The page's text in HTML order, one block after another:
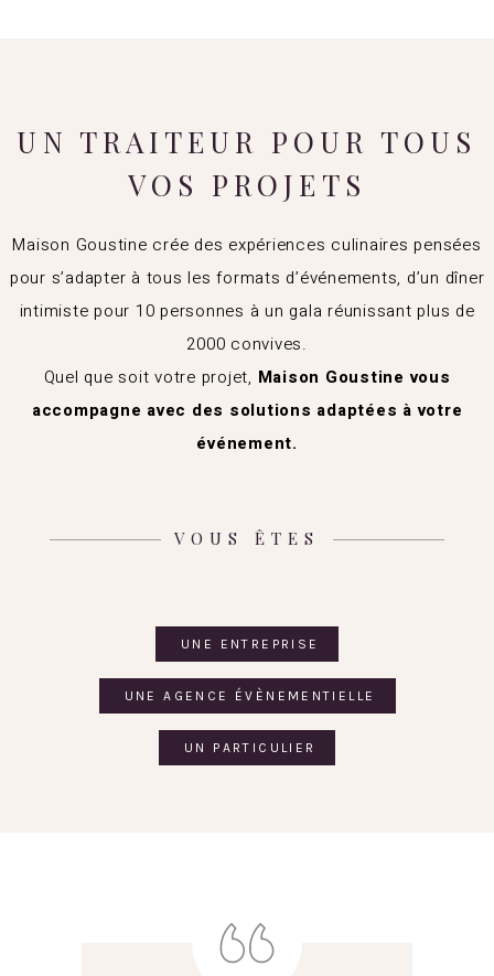
UN TRAITEUR POUR TOUS
VOS PROJETS
Maison Goustine crée des expériences culinaires pensées
pour s’adapter à tous les formats d’événements, d’un dîner
intimiste pour 10 personnes à un gala réunissant plus de
2000 convives.
Quel que soit votre projet, Maison Goustine vous
accompagne avec des solutions adaptées à votre
événement.
VOUS ÊTES
UNE ENTREPRISE
UNE AGENCE ÉVÈNEMENTIELLE
UN PARTICULIER